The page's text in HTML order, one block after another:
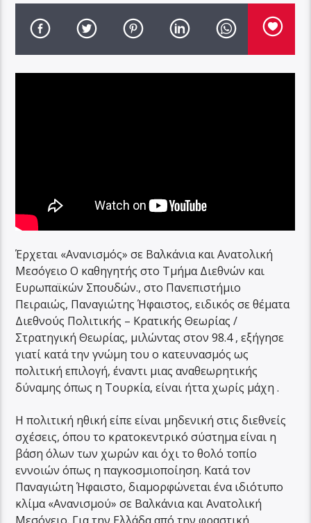
Έρχεται «Ανανισμός» σε Βαλκάνια και Ανατολική
Μεσόγειο Ο καθηγητής στο Τμήμα Διεθνών και
Ευρωπαϊκών Σπουδών., στο Πανεπιστήμιο
Πειραιώς, Παναγιώτης Ήφαιστος, ειδικός σε θέματα
Διεθνούς Πολιτικής – Κρατικής Θεωρίας /
Στρατηγική Θεωρίας, μιλώντας στον 98.4 , εξήγησε
γιατί κατά την γνώμη του ο κατευνασμός ως
πολιτική επιλογή, έναντι μιας αναθεωρητικής
δύναμης όπως η Τουρκία, είναι ήττα χωρίς μάχη .
Η πολιτική ηθική είπε είναι μηδενική στις διεθνείς
σχέσεις, όπου το κρατοκεντρικό σύστημα είναι η
βάση όλων των χωρών και όχι το θολό τοπίο
εννοιών όπως η παγκοσμιοποίηση. Κατά τον
Παναγιώτη Ήφαιστο, διαμορφώνεται ένα ιδιότυπο
κλίμα «Ανανισμού» σε Βαλκάνια και Ανατολική
Μεσόγειο. Για την Ελλάδα από την φραστική